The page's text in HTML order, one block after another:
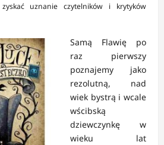
uznanie czytelników i krytyków
Samą Flawię po
raz pierwszy
poznajemy jako
rezolutną, nad
wiek bystrą i wcale
wścibską
dziewczynkę w
wieku lat